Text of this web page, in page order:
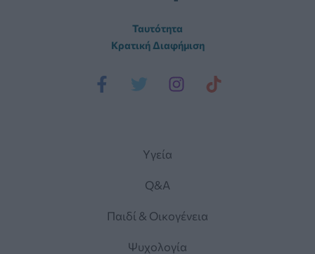
Ταυτότητα
Κρατική Διαφήμιση
Yγεία
Q&A
Παιδί & Οικογένεια
Ψυχολογία